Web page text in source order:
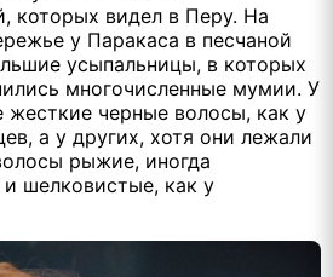
которых видел в Перу. На
у Паракаса в песчаной
усыпальницы, в которых
многочисленные мумии. У
черные волосы, как у
а у других, хотя они лежали
рыжие, иногда
шелковистые, как у